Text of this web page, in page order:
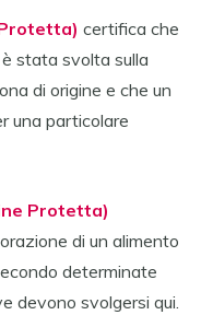
certifica che
stata svolta sulla
di origine e che un
una particolare
Protetta)
di un alimento
determinate
devono svolgersi qui.